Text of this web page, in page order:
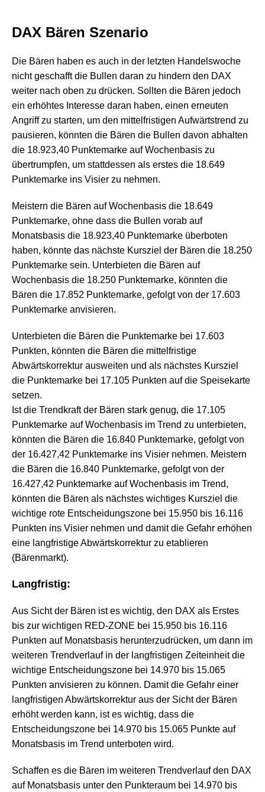
DAX Bären Szenario
Die Bären haben es auch in der letzten Handelswoche
nicht geschafft die Bullen daran zu hindern den DAX
weiter nach oben zu drücken. Sollten die Bären jedoch
ein erhöhtes Interesse daran haben, einen erneuten
Angriff zu starten, um den mittelfristigen Aufwärtstrend zu
pausieren, könnten die Bären die Bullen davon abhalten
die 18.923,40 Punktemarke auf Wochenbasis zu
übertrumpfen, um stattdessen als erstes die 18.649
Punktemarke ins Visier zu nehmen.
Meistern die Bären auf Wochenbasis die 18.649
Punktemarke, ohne dass die Bullen vorab auf
Monatsbasis die 18.923,40 Punktemarke überboten
haben, könnte das nächste Kursziel der Bären die 18.250
Punktemarke sein. Unterbieten die Bären auf
Wochenbasis die 18.250 Punktemarke, könnten die
Bären die 17.852 Punktemarke, gefolgt von der 17.603
Punktemarke anvisieren.
Unterbieten die Bären die Punktemarke bei 17.603
Punkten, könnten die Bären die mittelfristige
Abwärtskorrektur ausweiten und als nächstes Kursziel
die Punktemarke bei 17.105 Punkten auf die Speisekarte
setzen.
Ist die Trendkraft der Bären stark genug, die 17.105
Punktemarke auf Wochenbasis im Trend zu unterbieten,
könnten die Bären die 16.840 Punktemarke, gefolgt von
der 16.427,42 Punktemarke ins Visier nehmen. Meistern
die Bären die 16.840 Punktemarke, gefolgt von der
16.427,42 Punktemarke auf Wochenbasis im Trend,
könnten die Bären als nächstes wichtiges Kursziel die
wichtige rote Entscheidungszone bei 15.950 bis 16.116
Punkten ins Visier nehmen und damit die Gefahr erhöhen
eine langfristige Abwärtskorrektur zu etablieren
(Bärenmarkt).
Langfristig:
Aus Sicht der Bären ist es wichtig, den DAX als Erstes
bis zur wichtigen RED-ZONE bei 15.950 bis 16.116
Punkten auf Monatsbasis herunterzudrücken, um dann im
weiteren Trendverlauf in der langfristigen Zeiteinheit die
wichtige Entscheidungszone bei 14.970 bis 15.065
Punkten anvisieren zu können. Damit die Gefahr einer
langfristigen Abwärtskorrektur aus der Sicht der Bären
erhöht werden kann, ist es wichtig, dass die
Entscheidungszone bei 14.970 bis 15.065 Punkte auf
Monatsbasis im Trend unterboten wird.
Schaffen es die Bären im weiteren Trendverlauf den DAX
auf Monatsbasis unter den Punkteraum bei 14.970 bis